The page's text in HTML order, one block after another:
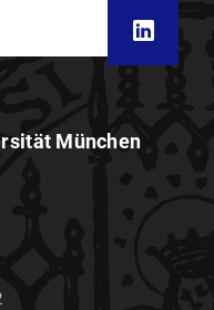
München